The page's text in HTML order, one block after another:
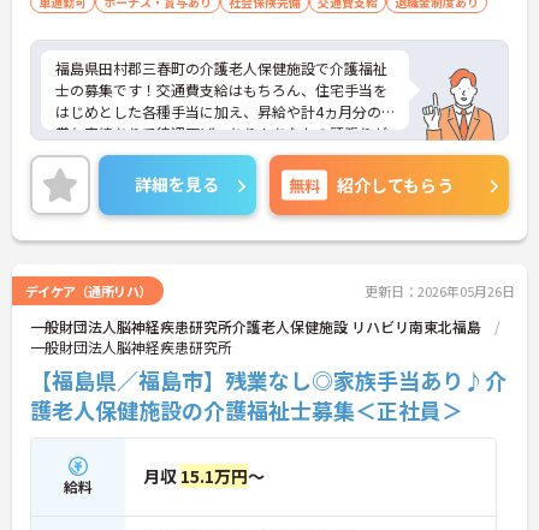
福島県田村郡三春町の介護老人保健施設で介護福祉
士の募集です！交通費支給はもちろん、住宅手当を
はじめとした各種手当に加え、昇給や計4ヵ月分の
賞与実績ありで待遇面ばっちり！あなたの頑張りが
しっかり評価される職場です◎また、利用可能な託
児施設ありでご家族がいる方でも安心して働くこと
ができます♪ご興味のある方は面接ポイントをお伝
えしますので、お気軽にご連絡ください！
詳細を見る 無料 紹介してもらう
デイケア（通所リハ） 更新日：2026年05月26日
一般財団法人脳神経疾患研究所介護老人保健施設 リハビリ南東北福島
一般財団法人脳神経疾患研究所
【福島県／福島市】残業なし◎家族手当あり♪介
護老人保健施設の介護福祉士募集＜正社員＞
給料 月収 15.1万円～